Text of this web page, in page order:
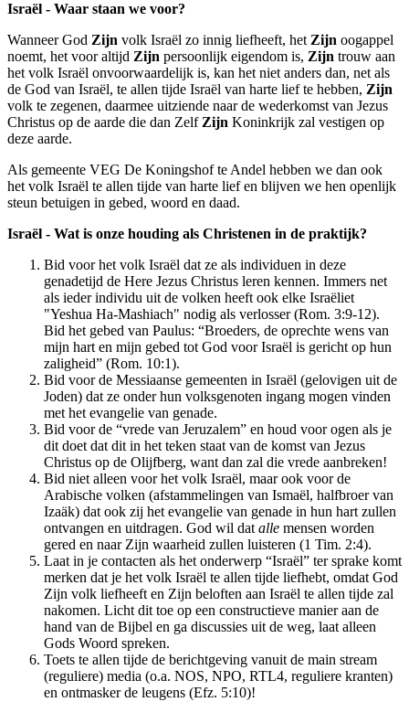
Israël - Waar staan we voor?
Wanneer God Zijn volk Israël zo innig liefheeft, het Zijn oogappel
noemt, het voor altijd Zijn persoonlijk eigendom is, Zijn trouw aan
het volk Israël onvoorwaardelijk is, kan het niet anders dan, net als
de God van Israël, te allen tijde Israël van harte lief te hebben, Zijn
volk te zegenen, daarmee uitziende naar de wederkomst van Jezus
Christus op de aarde die dan Zelf Zijn Koninkrijk zal vestigen op
deze aarde.
Als gemeente VEG De Koningshof te Andel hebben we dan ook
het volk Israël te allen tijde van harte lief en blijven we hen openlijk
steun betuigen in gebed, woord en daad.
Israël - Wat is onze houding als Christenen in de praktijk?
Bid voor het volk Israël dat ze als individuen in deze
genadetijd de Here Jezus Christus leren kennen. Immers net
als ieder individu uit de volken heeft ook elke Israëliet
"Yeshua Ha-Mashiach" nodig als verlosser (Rom. 3:9-12).
Bid het gebed van Paulus: “Broeders, de oprechte wens van
mijn hart en mijn gebed tot God voor Israël is gericht op hun
zaligheid” (Rom. 10:1).
Bid voor de Messiaanse gemeenten in Israël (gelovigen uit de
Joden) dat ze onder hun volksgenoten ingang mogen vinden
met het evangelie van genade.
Bid voor de “vrede van Jeruzalem” en houd voor ogen als je
dit doet dat dit in het teken staat van de komst van Jezus
Christus op de Olijfberg, want dan zal die vrede aanbreken!
Bid niet alleen voor het volk Israël, maar ook voor de
Arabische volken (afstammelingen van Ismaël, halfbroer van
Izaäk) dat ook zij het evangelie van genade in hun hart zullen
ontvangen en uitdragen. God wil dat alle mensen worden
gered en naar Zijn waarheid zullen luisteren (1 Tim. 2:4).
Laat in je contacten als het onderwerp “Israël” ter sprake komt
merken dat je het volk Israël te allen tijde liefhebt, omdat God
Zijn volk liefheeft en Zijn beloften aan Israël te allen tijde zal
nakomen. Licht dit toe op een constructieve manier aan de
hand van de Bijbel en ga discussies uit de weg, laat alleen
Gods Woord spreken.
Toets te allen tijde de berichtgeving vanuit de main stream
(reguliere) media (o.a. NOS, NPO, RTL4, reguliere kranten)
en ontmasker de leugens (Efz. 5:10)!